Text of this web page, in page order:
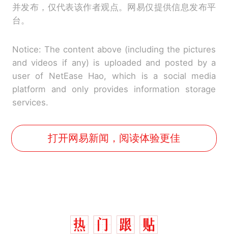
并发布，仅代表该作者观点。网易仅提供信息发布平
台。
Notice: The content above (including the pictures
and videos if any) is uploaded and posted by a
user of NetEase Hao, which is a social media
platform and only provides information storage
services.
打开网易新闻，阅读体验更佳